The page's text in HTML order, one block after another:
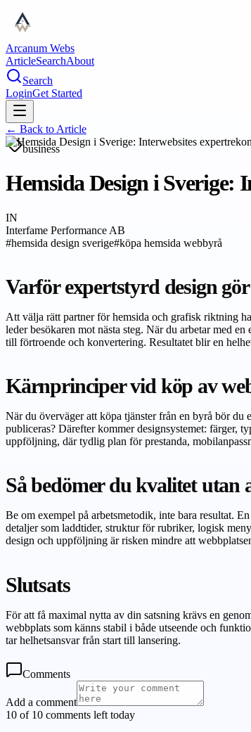
Arcanum Webs
ArticleSearchAbout
Search
LoginGet Started
← Back to Article
business
Hemsida Design i Sverige:
IN
Interfame Performance AB
#hemsida design sverige#köpa hemsida webbyrå
Varför expertstyrd design
Att välja rätt partner för hemsida och grafisk riktning
leder besökaren mot nästa steg. När du arbetar med en
till förtroende och konvertering. Resultatet blir en
Kärnprinciper vid köp av
När du överväger att köpa tjänster från en byrå bör
publiceras? Därefter kommer designsystemet: färger,
uppföljning, där tydlig plan för prestanda,
Så bedömer du kvalitet utan
Be om exempel på arbetsmetodik, inte bara resultat.
detaljer som laddtider, struktur för rubriker, logisk
design och uppföljning är risken mindre att
Slutsats
För att få maximal nytta av din satsning krävs en
webbplats som känns stabil i både utseende och
tar helhetsansvar från start till lansering.
Comments
Add a comment
10 of 10 comments left today